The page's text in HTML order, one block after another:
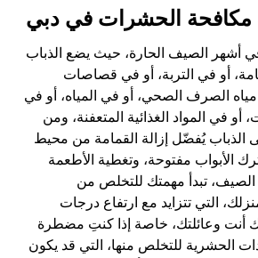
الحشرات في دبي
أشهر الصيف الحارة، حيث يضع الذباب
أو في التربة، أو في قصاصات
الصرف الصحي، أو في المياه، أو في
أو في المواد الغذائية المتعفنة، ومن
الذباب يُفضّل إزالة القمامة من محيط
الأبواب مفتوحة، وتغطية الأطعمة
تبدأ مهمتك للتخلص من
التي تتزايد مع ارتفاع درجات
أنت وعائلتك، خاصة إذا كنتِ مضطرة
الحشرية للتخلص منها، التي قد يكون